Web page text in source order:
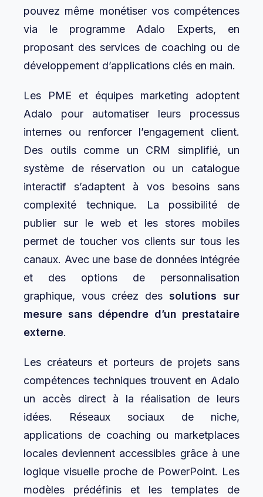
pouvez même monétiser vos compétences
via le programme Adalo Experts, en
proposant des services de coaching ou de
développement d’applications clés en main.
Les PME et équipes marketing adoptent
Adalo pour automatiser leurs processus
internes ou renforcer l’engagement client.
Des outils comme un CRM simplifié, un
système de réservation ou un catalogue
interactif s’adaptent à vos besoins sans
complexité technique. La possibilité de
publier sur le web et les stores mobiles
permet de toucher vos clients sur tous les
canaux. Avec une base de données intégrée
et des options de personnalisation
graphique, vous créez des solutions sur
mesure sans dépendre d’un prestataire
externe.
Les créateurs et porteurs de projets sans
compétences techniques trouvent en Adalo
un accès direct à la réalisation de leurs
idées. Réseaux sociaux de niche,
applications de coaching ou marketplaces
locales deviennent accessibles grâce à une
logique visuelle proche de PowerPoint. Les
modèles prédéfinis et les templates de